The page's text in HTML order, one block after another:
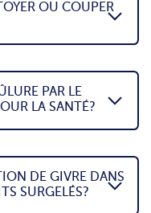
OU COUPER
PAR LE
LA SANTÉ?
DE GIVRE DANS
SURGELÉS?